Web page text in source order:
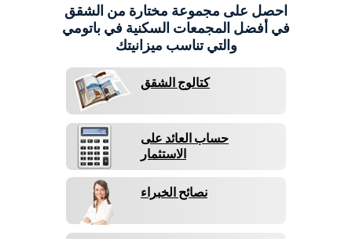
احصل على مجموعة مختارة من الشقق
في أفضل المجمعات السكنية في باتومي
والتي تناسب ميزانيتك
كتالوج الشقق
حساب العائد على
الاستثمار
نصائح الخبراء